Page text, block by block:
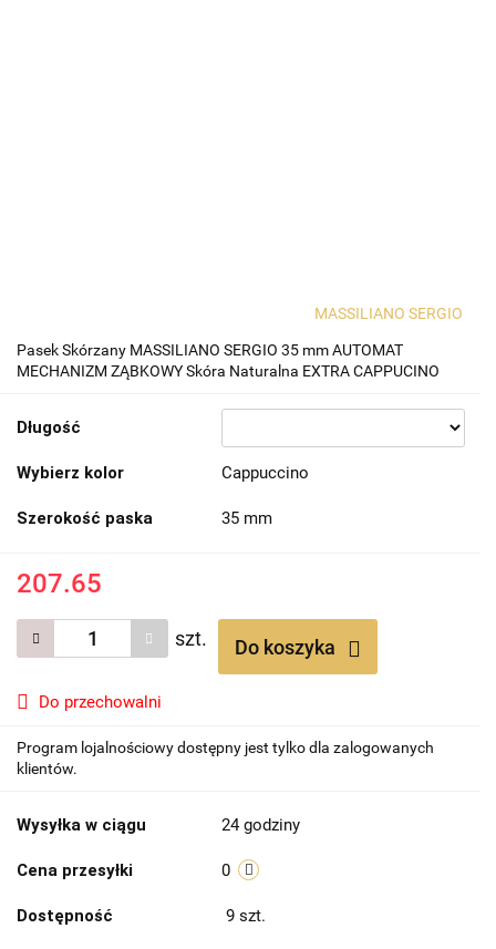
MASSILIANO SERGIO
Pasek Skórzany MASSILIANO SERGIO 35 mm AUTOMAT
MECHANIZM ZĄBKOWY Skóra Naturalna EXTRA CAPPUCINO
Długość
Wybierz kolor Cappuccino
Szerokość paska 35 mm
207.65
szt. Do koszyka
Do przechowalni
Program lojalnościowy dostępny jest tylko dla zalogowanych
klientów.
Wysyłka w ciągu 24 godziny
Cena przesyłki 0
Dostępność 9 szt.